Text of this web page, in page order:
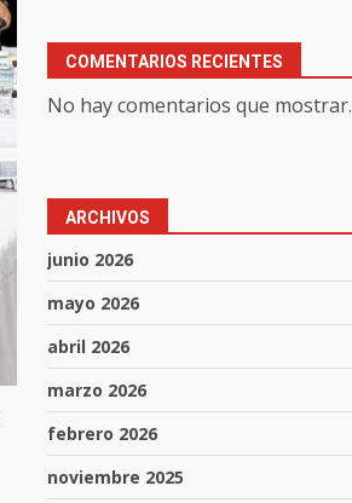
COMENTARIOS RECIENTES
No hay comentarios que mostrar.
ARCHIVOS
junio 2026
mayo 2026
abril 2026
marzo 2026
febrero 2026
noviembre 2025